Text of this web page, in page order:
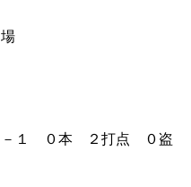
本 ２打点 ０盗